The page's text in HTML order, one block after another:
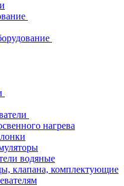
нагрева
водяные
клапана, комплектующие